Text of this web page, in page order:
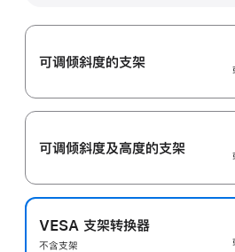
可调倾斜度的支架
可调倾斜度及高‍度的支‍架
VESA 支架转换器
不含支架